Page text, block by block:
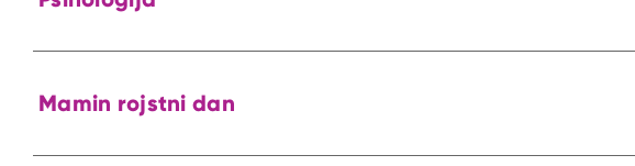
Mamin rojstni dan